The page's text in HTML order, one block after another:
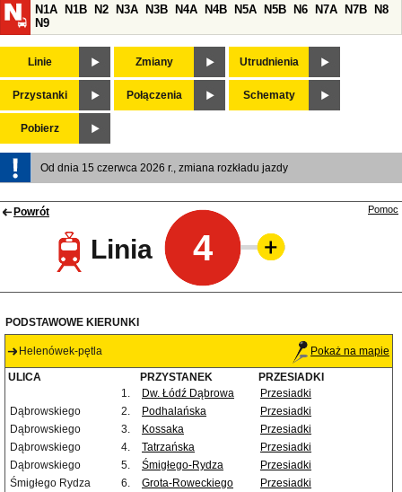
N1A
N1B N2 N3A N3B N4A N4B N5A N5B N6 N7A N7B
N8
N9
Linie Zmiany Utrudnienia
Przystanki Połączenia Schematy
Pobierz
Od dnia 15 czerwca 2026 r., zmiana rozkładu jazdy
Powrót
Linia 4
Pomoc
PODSTAWOWE KIERUNKI
Helenówek-pętla Pokaż na mapie
ULICA PRZYSTANEK
PRZESIADKI
1.
Dw. Łódź Dąbrowa
Przesiadki
Dąbrowskiego
2. Podhalańska
Przesiadki
Dąbrowskiego
3. Kossaka
Przesiadki
Dąbrowskiego
4. Tatrzańska
Przesiadki
Dąbrowskiego
5. Śmigłego-Rydza
Przesiadki
Śmigłego Rydza
6. Grota-Roweckiego
Przesiadki